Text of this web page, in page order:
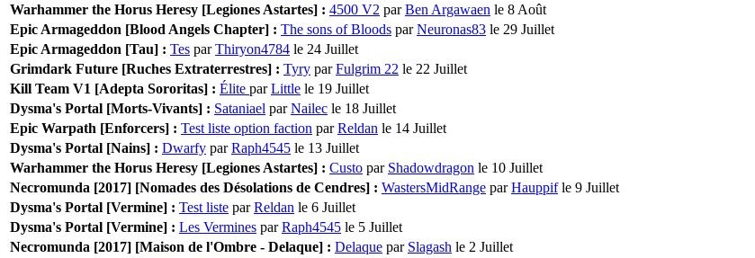
Warhammer the Horus Heresy [Legiones Astartes] : 4500 V2 parBen Argawaen le 8 Août
Epic Armageddon [Blood Angels Chapter] : The sons of Bloods parNeuronas83 le 29 Juillet
Epic Armageddon [Tau] : Tes parThiryon4784 le 24 Juillet
Grimdark Future [Ruches Extraterrestres] : Tyry parFulgrim 22 le 22 Juillet
Kill Team V1 [Adepta Sororitas] : Élite parLittle le 19 Juillet
Dysma's Portal [Morts-Vivants] : Sataniael parNailec le 18 Juillet
Epic Warpath [Enforcers] : Test liste option faction parReldan le 14 Juillet
Dysma's Portal [Nains] : Dwarfy parRaph4545 le 13 Juillet
Warhammer the Horus Heresy [Legiones Astartes] : Custo par Shadowdragon le 10 Juillet
Necromunda [2017] [Nomades des Désolations de Cendres] : WastersMidRange parHauppif le 9 Juillet
Dysma's Portal [Vermine] : Test liste parReldan le 6 Juillet
Dysma's Portal [Vermine] : Les Vermines parRaph4545 le 5 Juillet
Necromunda [2017] [Maison de l'Ombre - Delaque] : Delaque par Slagash le 2 Juillet